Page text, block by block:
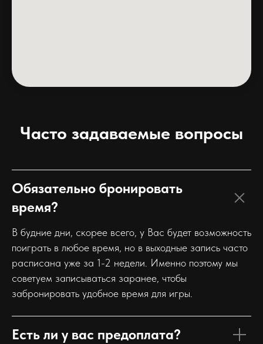
Часто задаваемые вопросы
Обязательно бронировать
время?
В будние дни, скорее всего, у Вас будет возможность
поиграть в любое время, но в выходные запись часто
расписана уже за 1-2 недели. Именно поэтому мы
советуем записываться заранее, чтобы
забронировать удобное время для игры.
Есть ли у вас предоплата?